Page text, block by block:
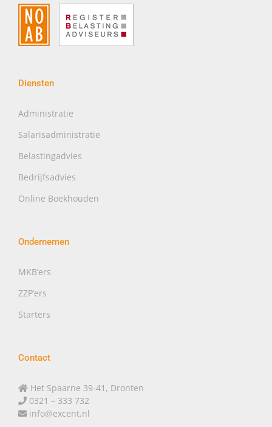
Diensten
Administratie
Salarisadministratie
Belastingadvies
Bedrijfsadvies
Online Boekhouden
Ondernemen
MKB’ers
ZZP’ers
Starters
Contact
Het Spaarne 39-41, Dronten
0321 – 333 732
info@excent.nl